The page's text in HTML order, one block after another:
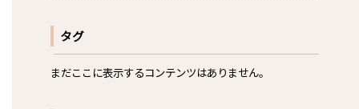
タグ
まだここに表示するコンテンツはありません。